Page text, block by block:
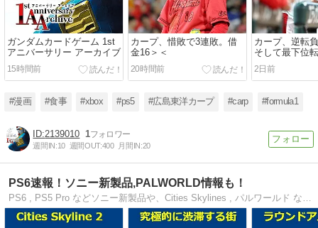
ガンダムカードゲーム 1st
アニバーサリー アーカイブ
15時間前
カープ、惜敗で3連敗。借
金16＞＜
20時間前
カープ、逆転
そして最下位
2日前
#漫画 #食事 #xbox #ps5 #広島東洋カープ #carp #formula1
2139010 1
週間IN:10 週間OUT:400 月間IN:20
PS6速報！ソニー新製品,PALWORLD情報も！
PS6 , PS5 Pro などソニー新製品や、Cities Skylines , パルワールド などのゲームソフトなど